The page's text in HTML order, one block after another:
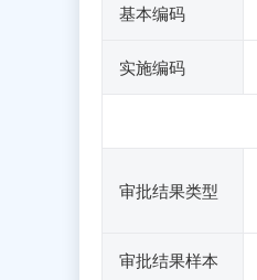
基本编码
实施编码
审批结果类型
审批结果样本